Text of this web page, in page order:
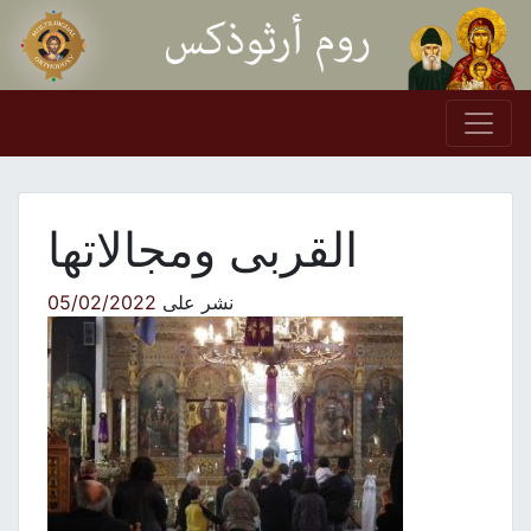
Skip to content
Main Navigation
القربى ومجالاتها
نشر على05/02/2022